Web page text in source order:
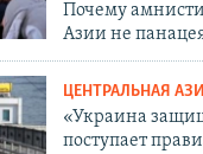
Почему
Азии не
ЦЕНТРАЛЬНАЯ
«Украина
поступает